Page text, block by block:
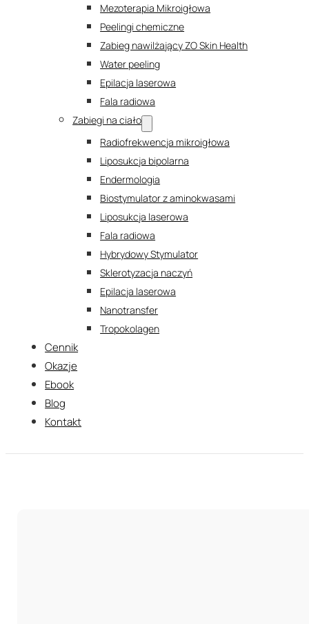
Mezoterapia Mikroigłowa
Peelingi chemiczne
Zabieg nawilżający ZO Skin Health
Water peeling
Epilacja laserowa
Fala radiowa
Zabiegi na ciało
Radiofrekwencja mikroigłowa
Liposukcja bipolarna
Endermologia
Biostymulator z aminokwasami
Liposukcja laserowa
Fala radiowa
Hybrydowy Stymulator
Sklerotyzacja naczyń
Epilacja laserowa
Nanotransfer
Tropokolagen
Cennik
Okazje
Ebook
Blog
Kontakt